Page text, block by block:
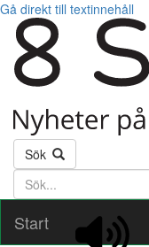
Gå direkt till textinnehåll
Sök
Söktext
Start